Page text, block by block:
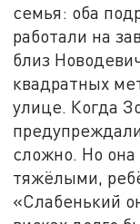
семья: оба
работали на
близ
квадратных
улице. Когда
сложно. Но
тяжёлыми,
«Слабенький